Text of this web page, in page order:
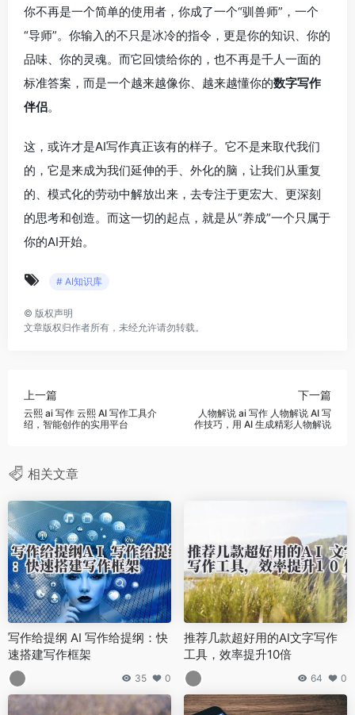
你不再是一个简单的使用者，你成了一个“驯兽师”，一个
“导师”。你输入的不只是冰冷的指令，更是你的知识、你的
品味、你的灵魂。而它回馈给你的，也不再是千人一面的
标准答案，而是一个越来越像你、越来越懂你的数字写作
伴侣。
这，或许才是AI写作真正该有的样子。它不是来取代我们
的，它是来成为我们延伸的手、外化的脑，让我们从重复
的、模式化的劳动中解放出来，去专注于更宏大、更深刻
的思考和创造。而这一切的起点，就是从“养成”一个只属于
你的AI开始。
# AI知识库
© 版权声明
文章版权归作者所有，未经允许请勿转载。
上一篇
云熙 ai 写作 云熙 AI 写作工具介
绍，智能创作的实用平台
下一篇
人物解说 ai 写作 人物解说 AI 写
作技巧，用 AI 生成精彩人物解说
相关文章
写作给提纲 AI 写作给提纲：快
速搭建写作框架
35 0
推荐几款超好用的AI文字写作
工具，效率提升10倍
64 0